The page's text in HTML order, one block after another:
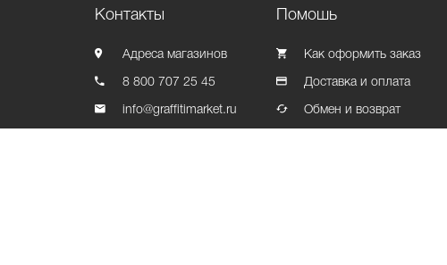
Контакты
Адреса магазинов
8 800 707 25 45
info@graffitimarket.ru
Помошь
Как оформить заказ
Доставка и оплата
Обмен и возврат